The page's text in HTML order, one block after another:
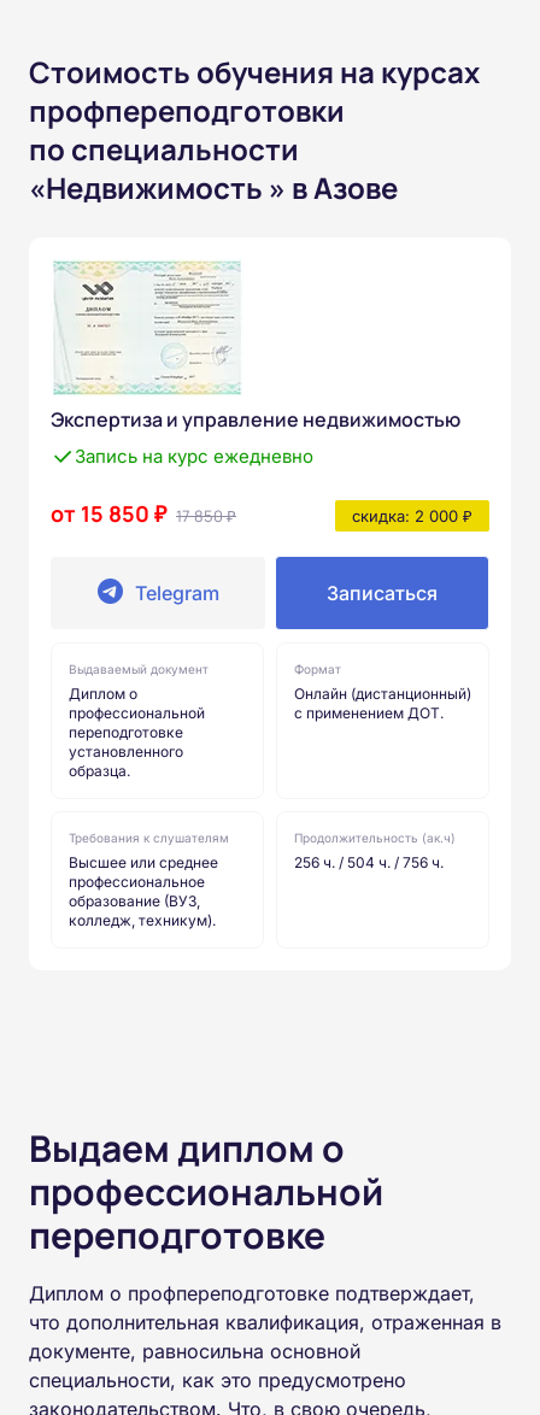
Стоимость обучения на курсах
профпереподготовки
по специальности
«Недвижимость » в Азове
Экспертиза и управление недвижимостью
Запись на курс ежедневно
от 15 850 ₽ 17 850 ₽ скидка: 2 000 ₽
Telegram Записаться
Выдаваемый документ
Диплом о
профессиональной
переподготовке
установленного
образца.
Формат
Онлайн (дистанционный)
с применением ДОТ.
Требования к слушателям
Высшее или среднее
профессиональное
образование (ВУЗ,
колледж, техникум).
Продолжительность (ак.ч)
256 ч. / 504 ч. / 756 ч.
Выдаем диплом о
профессиональной
переподготовке
Диплом о профпереподготовке подтверждает,
что дополнительная квалификация, отраженная в
документе, равносильна основной
специальности, как это предусмотрено
законодательством. Что, в свою очередь,